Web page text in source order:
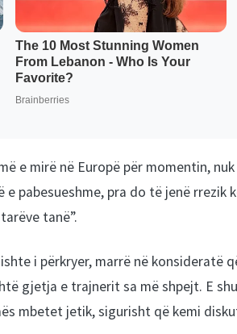
e mirë në Europë për momentin,
e pabesueshme, pra do të jenë
tanë”.
i përkryer, marrë në konsideratë
gjetja e trajnerit sa më shpejt. E
mbetet jetik, sigurisht që kemi